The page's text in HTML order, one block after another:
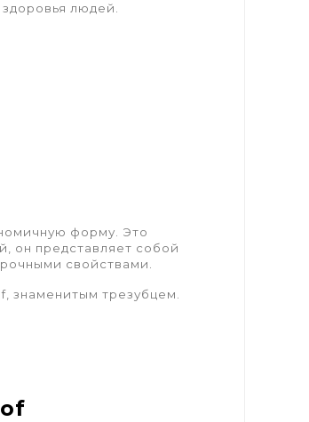
людей.
форму. Это
он представляет собой
свойствами.
знаменитым трезубцем.